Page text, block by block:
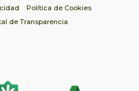
Política de Cookies
de Transparencia